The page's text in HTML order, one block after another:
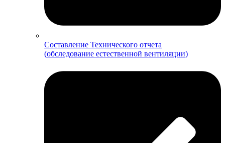
Составление Технического отчета
(обследование естественной вентиляции)